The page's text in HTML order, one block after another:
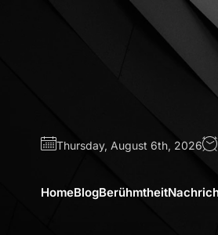
Thursday, August 6th, 2026
HomeBlogBerühmtheit